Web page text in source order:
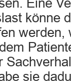
Eine
könne
werden,
sie